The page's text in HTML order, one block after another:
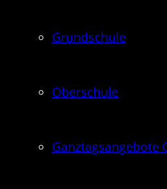
Grundschule
Oberschule
Ganztagsangebote